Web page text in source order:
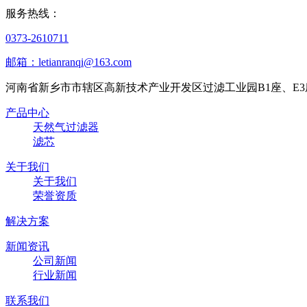
服务热线：
0373-2610711
邮箱：letianranqi@163.com
河南省新乡市市辖区高新技术产业开发区过滤工业园B1座、E3
产品中心
天然气过滤器
滤芯
关于我们
关于我们
荣誉资质
解决方案
新闻资讯
公司新闻
行业新闻
联系我们